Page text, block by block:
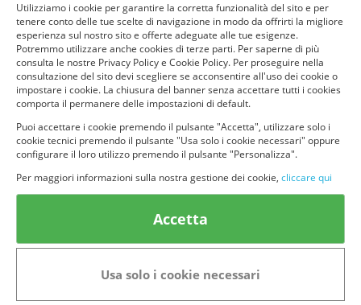
Categorie in evidenza
Alimenti e bevande
Utilizziamo i cookie per garantire la corretta funzionalità del sito e per
tenere conto delle tue scelte di navigazione in modo da offrirti la migliore
esperienza sul nostro sito e offerte adeguate alle tue esigenze.
Potremmo utilizzare anche cookies di terze parti. Per saperne di più
consulta le nostre Privacy Policy e Cookie Policy. Per proseguire nella
consultazione del sito devi scegliere se acconsentire all'uso dei cookie o
impostare i cookie. La chiusura del banner senza accettare tutti i cookies
comporta il permanere delle impostazioni di default.
Puoi accettare i cookie premendo il pulsante "Accetta", utilizzare solo i
cookie tecnici premendo il pulsante "Usa solo i cookie necessari" oppure
configurare il loro utilizzo premendo il pulsante "Personalizza".
Per maggiori informazioni sulla nostra gestione dei cookie, cliccare qui
Accetta
Usa solo i cookie necessari